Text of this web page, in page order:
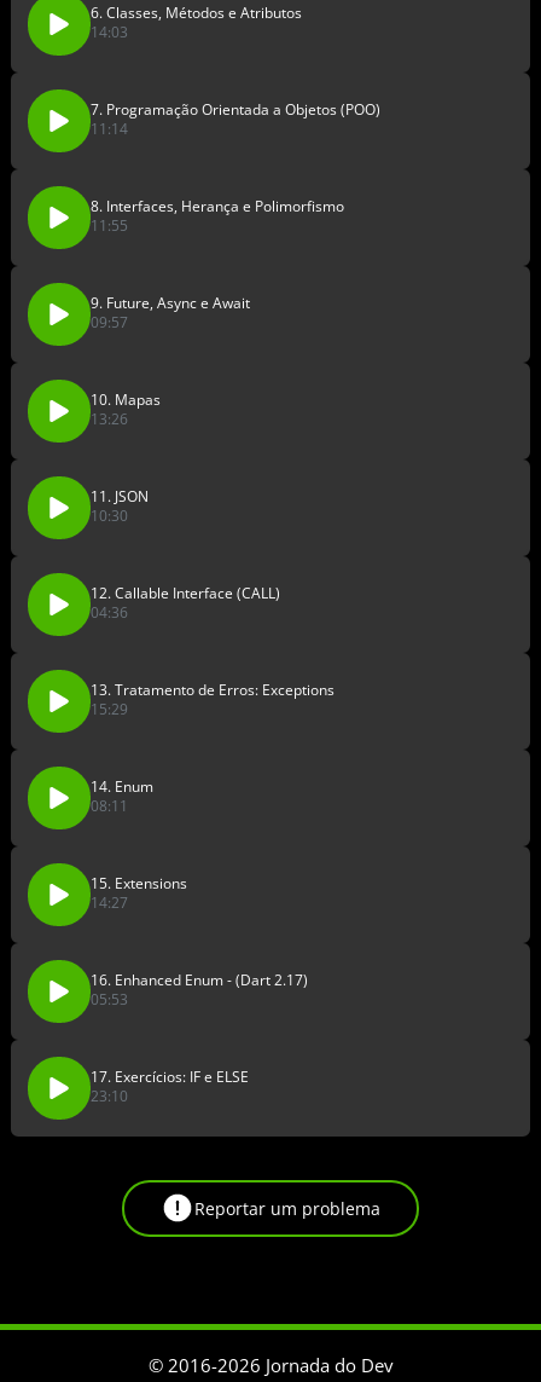
6. Classes, Métodos e Atributos
14:03
7. Programação Orientada a Objetos (POO)
11:14
8. Interfaces, Herança e Polimorfismo
11:55
9. Future, Async e Await
09:57
10. Mapas
13:26
11. JSON
10:30
12. Callable Interface (CALL)
04:36
13. Tratamento de Erros: Exceptions
15:29
14. Enum
08:11
15. Extensions
14:27
16. Enhanced Enum - (Dart 2.17)
05:53
17. Exercícios: IF e ELSE
23:10
Reportar um problema
© 2016-2026 Jornada do Dev